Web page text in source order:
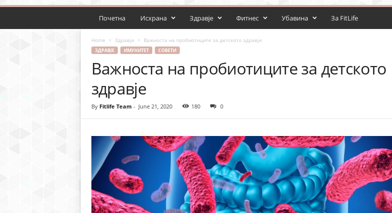
Почетна Исхрана Здравје Фитнес Убавина За FitLife
Home Здравје Важноста на пробиотиците за детското здравје
ЗДРАВЈЕ ИМУНИТЕТ СОВЕТИ
Важноста на пробиотиците за детското
здравје
By Fitlife Team - June 21, 2020 180 0